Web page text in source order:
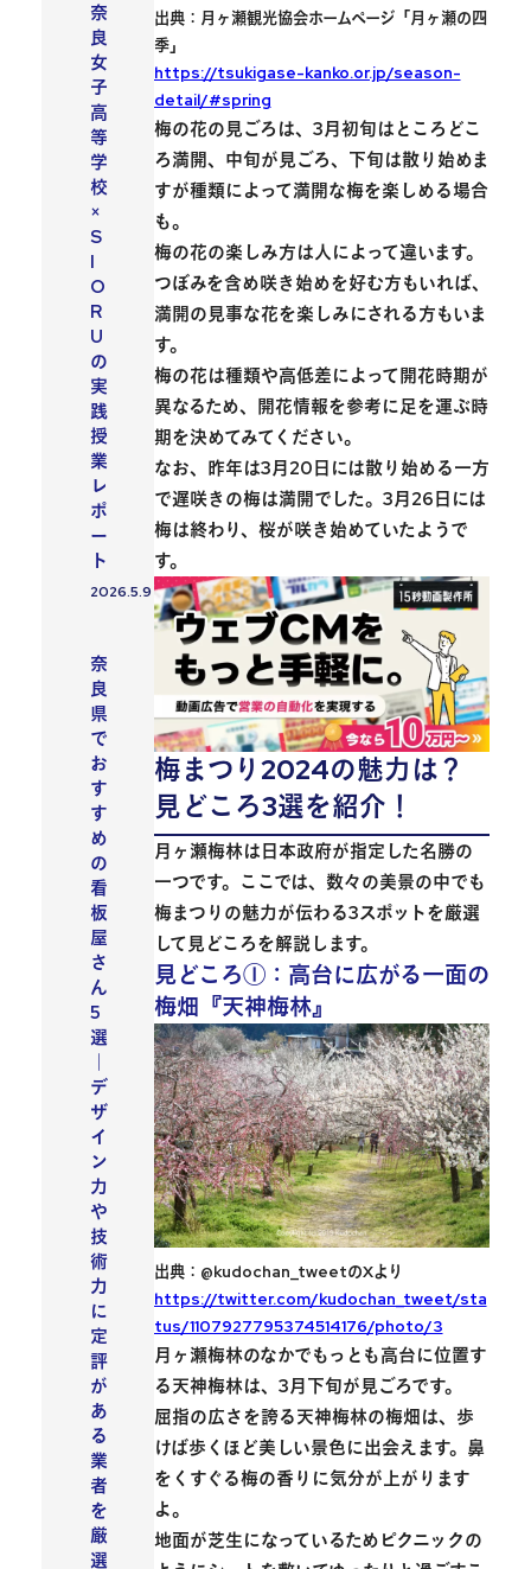
出典：月ヶ瀬観光協会ホームページ「月ヶ瀬の四
季」
https://tsukigase-kanko.or.jp/season-
detail/#spring
梅の花の見ごろは、 3月初旬はところどこ
ろ満開、中旬が見ごろ、下旬は散り始めま
すが種類によって満開な梅を楽しめる場合
も。
梅の花の楽しみ方は人によって違います。
つぼみを含め咲き始めを好む方もいれば、
満開の見事な花を楽しみにされる方もいま
す。
梅の花は種類や高低差によって開花時期が
異なるため、開花情報を参考に足を運ぶ時
期を決めてみてください。
なお、昨年は3月20日には散り始める一方
で遅咲きの梅は満開でした。3月26日には
梅は終わり、桜が咲き始めていたようで
す。
梅まつり2024の魅力は？
見どころ3選を紹介！
月ヶ瀬梅林は 日本政府が指定した名勝の
一つです。ここでは、数々の美景の中でも
梅まつりの魅力が伝わる3スポットを厳選
して見どころを解説します。
見どころ①：高台に広がる一面の
梅畑『天神梅林』
出典：@kudochan_tweetのXより
https://twitter.com/kudochan_tweet/sta
tus/1107927795374514176/photo/3
月ヶ瀬梅林のなかでもっとも高台に位置す
る天神梅林は、3月下旬が見ごろです。
屈指の広さを誇る天神梅林の梅畑は、 歩
けば歩くほど美しい景色に出会えます。鼻
をくすぐる梅の香りに気分が上がります
よ。
地面が芝生になっているためピクニックの
奈
良
女
子
高
等
学
校
×
S
I
O
R
U
の
実
践
授
業
レ
ポ
ー
ト
投稿日
2026.5.9
奈
良
県
で
お
す
す
め
の
看
板
屋
さ
ん
5
選
デ
ザ
イ
ン
力
や
技
術
力
に
定
評
が
あ
る
業
者
を
厳
選